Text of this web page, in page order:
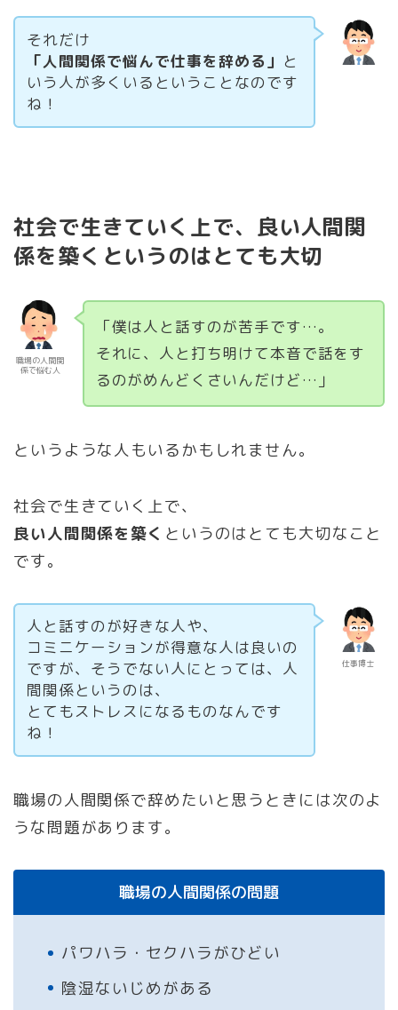
それだけ
「人間関係で悩んで仕事を辞める」 と
いう人が多くいるということなのです
ね！
社会で生きていく上で、良い人間関
係を築くというのはとても大切
職場の人間関
係で悩む人
「僕は人と話すのが苦手です…。
それに、人と打ち明けて本音で話をす
るのがめんどくさいんだけど…」
というような人もいるかもしれません。
社会で生きていく上で、
良い人間関係を築く というのはとても大切なこと
です。
仕事博士
人と話すのが好きな人や、
コミニケーションが得意な人は良いの
ですが、そうでない人にとっては、人
間関係というのは、
とてもストレスになるものなんです
ね！
職場の人間関係で辞めたいと思うときには次のよ
うな問題があります。
職場の人間関係の問題
パワハラ・セクハラがひどい
陰湿ないじめがある